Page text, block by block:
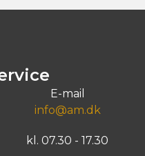
E-mail
info@am.dk
kl. 07.30 - 17.30